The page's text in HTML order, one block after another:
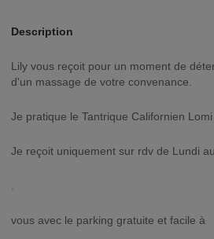
Description
Lily vous reçoit pour un moment de détente et de relaxation lors
d'un massage de votre convenance.
Je pratique le Tantrique Californien Lomi
Je reçoit uniquement sur rdv de Lundi
vous avec le parking gratuite et facile à